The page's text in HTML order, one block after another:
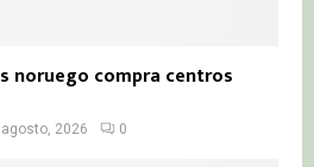
noruego compra centros
agosto, 2026 0